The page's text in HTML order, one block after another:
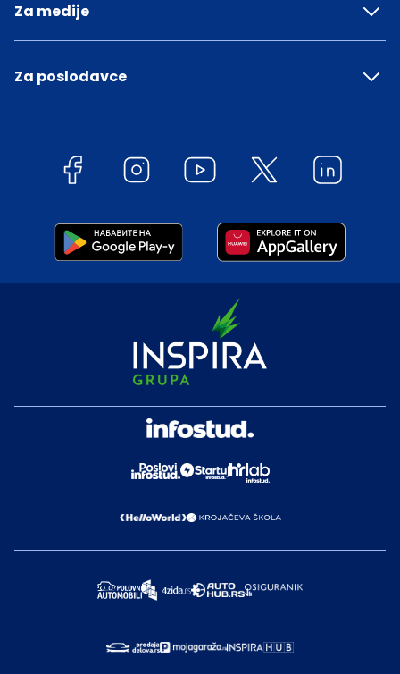
Za medije
Za poslodavce